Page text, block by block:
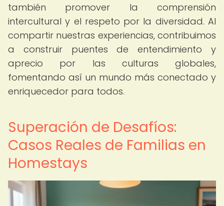
también promover la comprensión
intercultural y el respeto por la diversidad. Al
compartir nuestras experiencias, contribuimos
a construir puentes de entendimiento y
aprecio por las culturas globales,
fomentando así un mundo más conectado y
enriquecedor para todos.
Superación de Desafíos:
Casos Reales de Familias en
Homestays